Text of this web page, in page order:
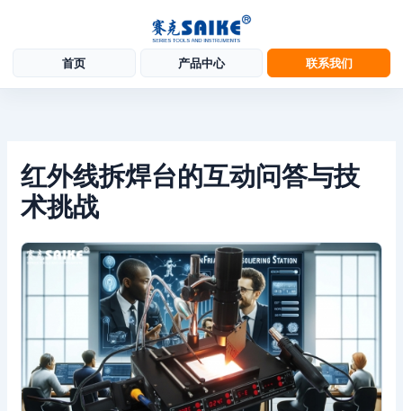
首页 产品中心 联系我们
红外线拆焊台的互动问答与技
术挑战